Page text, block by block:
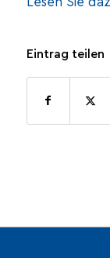
Eintrag teilen